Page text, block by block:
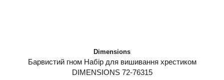
Dimensions
Барвистий гном Набір для вишивання хрестиком
DIMENSIONS 72-76315